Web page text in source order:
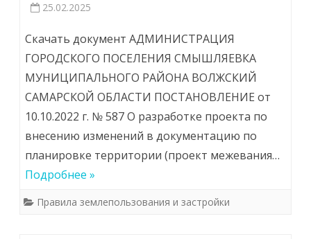
25.02.2025
Скачать документ АДМИНИСТРАЦИЯ
ГОРОДСКОГО ПОСЕЛЕНИЯ СМЫШЛЯЕВКА
МУНИЦИПАЛЬНОГО РАЙОНА ВОЛЖСКИЙ
САМАРСКОЙ ОБЛАСТИ ПОСТАНОВЛЕНИЕ от
10.10.2022 г. № 587 О разработке проекта по
внесению изменений в документацию по
планировке территории (проект межевания…
Подробнее »
Правила землепользования и застройки